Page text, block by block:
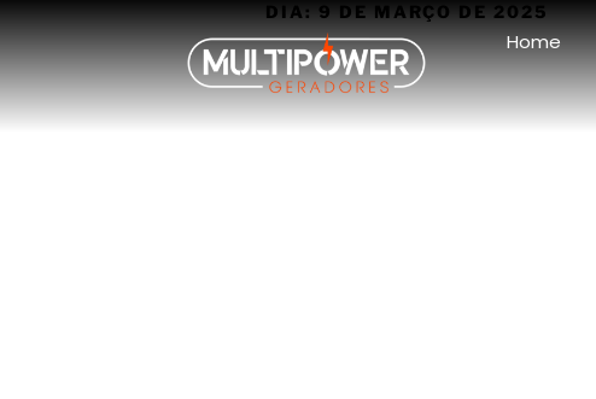
Home
DIA: 9 DE MARÇO DE 2025